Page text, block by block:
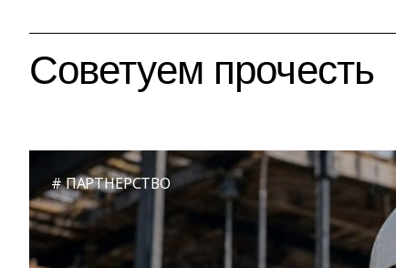
Советуем прочесть
ПАРТНЕРСТВО